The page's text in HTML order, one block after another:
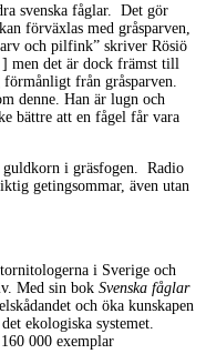
svenska fåglar. Det gör
förväxlas med gråsparven,
och pilfink” skriver Rösiö
men det är dock främst till
från gråsparven.
denne. Han är lugn och
bättre att en fågel får vara
i gräsfogen. Radio
getingsommar, även utan
i Sverige och
Med sin bok Svenska fåglar
och öka kunskapen
ekologiska systemet.
000 exemplar